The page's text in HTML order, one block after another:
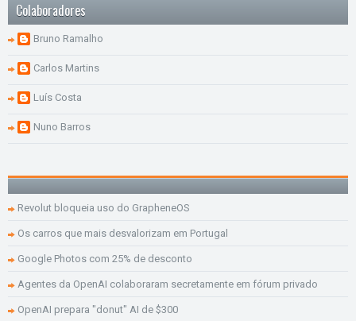
Colaboradores
Bruno Ramalho
Carlos Martins
Luís Costa
Nuno Barros
Revolut bloqueia uso do GrapheneOS
Os carros que mais desvalorizam em Portugal
Google Photos com 25% de desconto
Agentes da OpenAI colaboraram secretamente em fórum privado
OpenAI prepara "donut" AI de $300